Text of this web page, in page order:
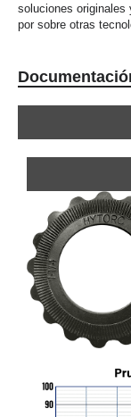
soluciones originales
por sobre otras